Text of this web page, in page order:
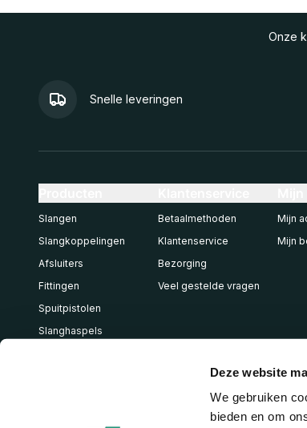
Deze website
We gebruiken
bieden en om
Onze
Snelle leveringen
Slangen
Slangkoppelingen
Afsluiters
Fittingen
Spuitpistolen
Slanghaspels
Betaalmethoden
Klantenservice
Bezorging
Veel gestelde vragen
Mijn
Mijn